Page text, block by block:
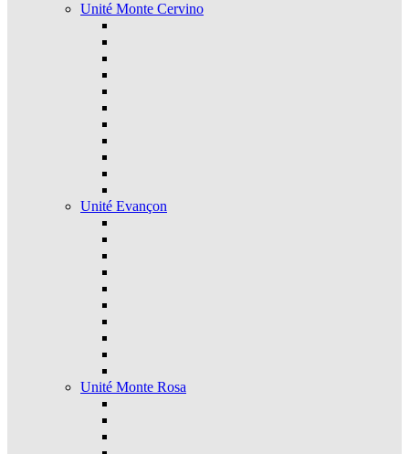
Unité Monte Cervino
Unité Evançon
Unité Monte Rosa